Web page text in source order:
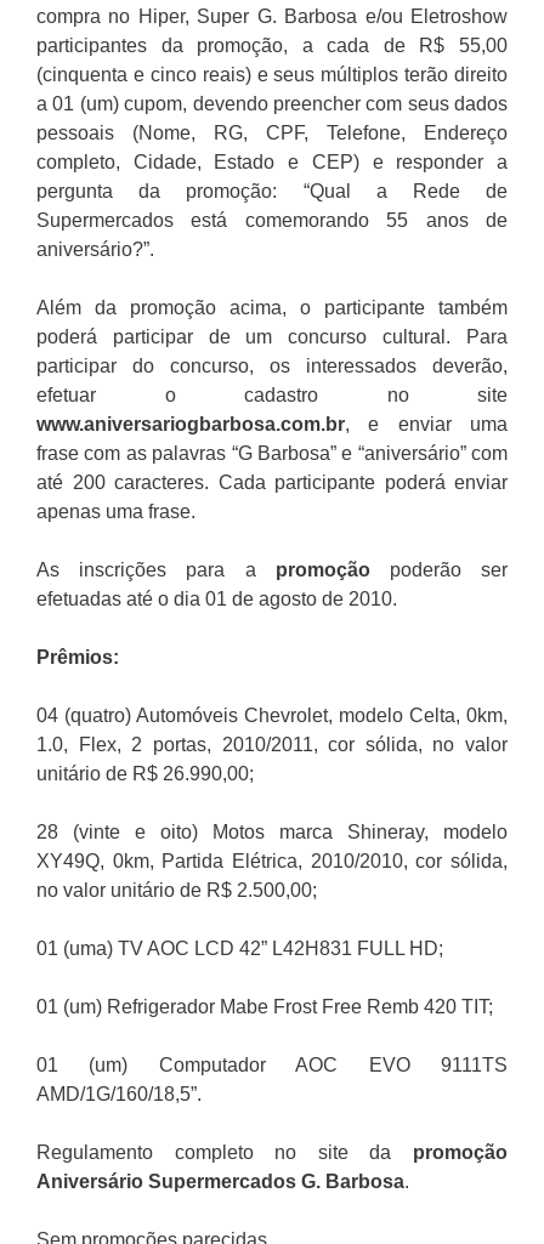
compra no Hiper, Super G. Barbosa e/ou Eletroshow
participantes da promoção, a cada de R$ 55,00
(cinquenta e cinco reais) e seus múltiplos terão direito
a 01 (um) cupom, devendo preencher com seus dados
pessoais (Nome, RG, CPF, Telefone, Endereço
completo, Cidade, Estado e CEP) e responder a
pergunta da promoção: “Qual a Rede de
Supermercados está comemorando 55 anos de
aniversário?”.
Além da promoção acima, o participante também
poderá participar de um concurso cultural. Para
participar do concurso, os interessados deverão,
efetuar o cadastro no site
www.aniversariogbarbosa.com.br, e enviar uma
frase com as palavras “G Barbosa” e “aniversário” com
até 200 caracteres. Cada participante poderá enviar
apenas uma frase.
As inscrições para a promoçãopoderão ser
efetuadas até o dia 01 de agosto de 2010.
Prêmios:
04 (quatro) Automóveis Chevrolet, modelo Celta, 0km,
1.0, Flex, 2 portas, 2010/2011, cor sólida, no valor
unitário de R$ 26.990,00;
28 (vinte e oito) Motos marca Shineray, modelo
XY49Q, 0km, Partida Elétrica, 2010/2010, cor sólida,
no valor unitário de R$ 2.500,00;
01 (uma) TV AOC LCD 42” L42H831 FULL HD;
01 (um) Refrigerador Mabe Frost Free Remb 420 TIT;
01 (um) Computador AOC EVO 9111TS
AMD/1G/160/18,5”.
Regulamento completo no site da promoção
Aniversário Supermercados G. Barbosa.